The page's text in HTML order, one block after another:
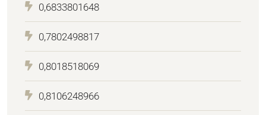
0,6833801648
0,7802498817
0,8018518069
0,8106248966